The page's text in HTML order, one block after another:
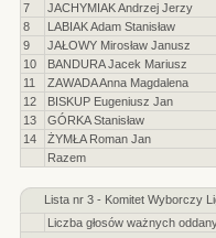
7
JACHYMIAK Andrzej Jerzy
8
LABIAK Adam Stanisław
9
JAŁOWY Mirosław Janusz
10
BANDURA Jacek Mariusz
11
ZAWADA Anna Magdalena
12
BISKUP Eugeniusz Jan
13
GÓRKA Stanisław
14
ŻYMŁA Roman Jan
Razem
Lista nr 3 - Komitet Wyborczy
Liczba głosów ważnych